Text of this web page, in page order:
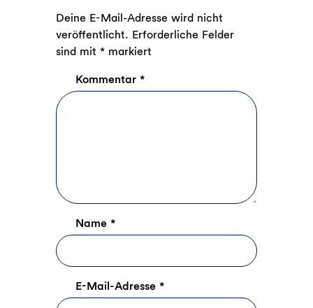
Deine E-Mail-Adresse wird nicht
veröffentlicht. Erforderliche Felder
sind mit *markiert
Kommentar *
Name *
E-Mail-Adresse *